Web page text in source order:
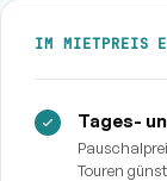
IM MIETPREIS
Tages-
Touren